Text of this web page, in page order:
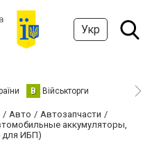
Укр
В Військторги
Авто
Автозапчасти
аккумуляторы,
для ИБП)